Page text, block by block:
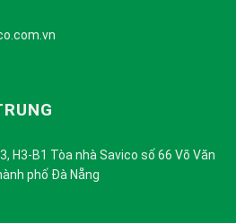
H3-B1 Tòa nhà Savico số 66 Võ Văn
phố Đà Nẵng